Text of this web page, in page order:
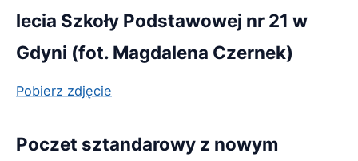
lecia Szkoły Podstawowej nr 21 w
Gdyni (fot. Magdalena Czernek)
Pobierz zdjęcie
Poczet sztandarowy z nowym